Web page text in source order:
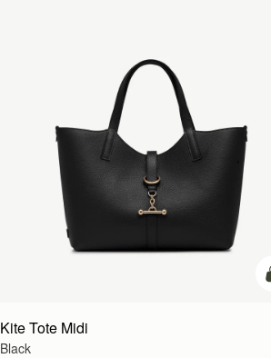
Kite Tote Midi
Black